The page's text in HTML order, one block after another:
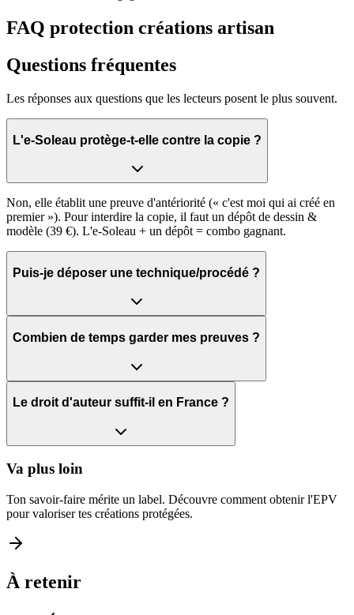
FAQ protection créations artisan
Questions fréquentes
Les réponses aux questions que les lecteurs posent le plus souvent.
L'e-Soleau protège-t-elle contre la copie ?
Non, elle établit une preuve d'antériorité (« c'est moi qui ai créé en
premier »). Pour interdire la copie, il faut un dépôt de dessin &
modèle (39 €). L'e-Soleau + un dépôt = combo gagnant.
Puis-je déposer une technique/procédé ?
Combien de temps garder mes preuves ?
Le droit d'auteur suffit-il en France ?
Va plus loin
Ton savoir-faire mérite un label. Découvre comment obtenir l'EPV
pour valoriser tes créations protégées.
À retenir